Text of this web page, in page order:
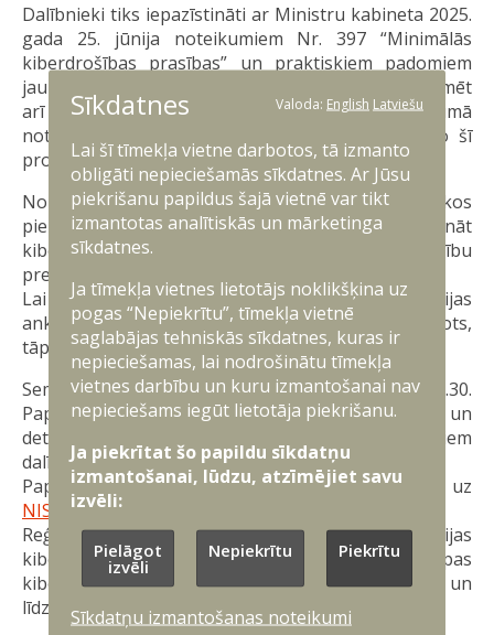
Dalībnieki tiks iepazīstināti ar Ministru kabineta 2025.
gada 25. jūnija noteikumiem Nr. 397 “Minimālās
kiberdrošības prasības” un praktiskiem padomiem
jauno prasību ieviešanā. Seminārā plānots informēt
arī par tālāko Nacionālās kiberdrošības likumā
noteikto uzraudzības procesu un par to, ko no šī
procesa var sagaidīt uzņēmumi un iestādes.
Nozares eksperti seminārā dalīsies arī praktiskos
piemēros un rekomendācijās, kā stiprināt
kiberdrošību ikdienas darbā, kā arī palielināt noturību
pret iespējamiem uzbrukumiem.
Lai piedalītos seminārā, lūdzam aizpildīt reģistrācijas
anketu, kas pieejamaŠEIT. Vietu skaits ierobežots,
tāpēc aicinām pieteikties savlaicīgi.
Seminārs norisināsies 4. decembrī pulksten 10.30.
Papildu informācija par semināra norises vietu un
detalizēta programma tiks nosūtīta apstiprinātajiem
dalībniekiem divas dienas pirms plānotā semināra.
Papildu jautājumu gadījumā aicinām rakstīt uz
NIS2@mod.gov.lv
Reģionālo semināru norisi atbalsta Latvijas
kiberdrošības koordinācijas centrs (NCC-LV), Eiropas
kiberdrošības kompetenču centrs (ECCC) un
līdzfinansē Eiropas Savienība.
Sīkdatnes Valoda: English Latviešu
Lai šī tīmekļa vietne darbotos, tā izmanto
obligāti nepieciešamās sīkdatnes. Ar Jūsu
piekrišanu papildus šajā vietnē var tikt
izmantotas analītiskās un mārketinga
sīkdatnes.
Ja tīmekļa vietnes lietotājs noklikšķina uz
pogas “Nepiekrītu”, tīmekļa vietnē
saglabājas tehniskās sīkdatnes, kuras ir
nepieciešamas, lai nodrošinātu tīmekļa
vietnes darbību un kuru izmantošanai nav
nepieciešams iegūt lietotāja piekrišanu.
Ja piekrītat šo papildu sīkdatņu
izmantošanai, lūdzu, atzīmējiet savu
izvēli:
Pielāgot
izvēli
Nepiekrītu Piekrītu
Sīkdatņu izmantošanas noteikumi